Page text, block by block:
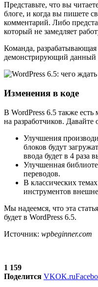
Представьте, что вы
блоге, и когда вы пишете
комментарий. Либо
который не замедляет
Команда, разрабатывающая
демонстрирующий данный
Изменения в коде
В WordPress 6.5 также
на разработчиков.
Улучшения
блоков будут
ввода будет в 4 раза
Улучшенная
переводов.
В классических
инструментов
Мы надеемся, что эта
будет в WordPress 6.5.
Источник: wpbeginner.com
1 159
Поделится VKOK.ru